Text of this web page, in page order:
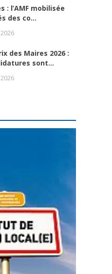
: l’AMF mobilisée
des co...
des Maires 2026 :
sont...